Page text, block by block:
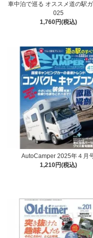
車中泊で巡る オススメ道の駅
025
1,760円(税込)
AutoCamper 2025年４月
1,210円(税込)